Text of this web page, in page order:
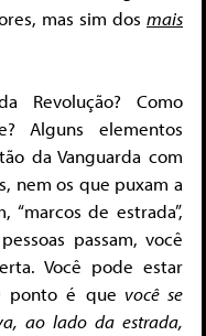
mas sim dos mais
Revolução? Como
Alguns elementos
da Vanguarda com
nem os que puxam a
“marcos de estrada”,
passam, você
Você pode estar
ponto é que você se
ao lado da estrada,